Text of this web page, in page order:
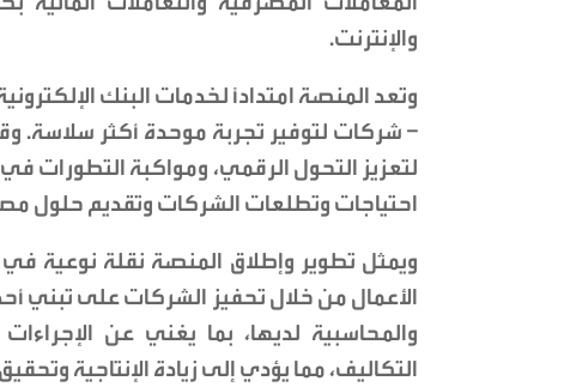
والإنترنت.
وتعد المنصة امتداداً لخدمات البنك
– شركات لتوفير تجربة موحدة أكثر سلاسة.
لتعزيز التحول الرقمي، ومواكبة التطورات
احتياجات وتطلعات الشركات وتقديم
ويمثل تطوير وإطلاق المنصة نقلة نوعية
الأعمال من خلال تحفيز الشركات على تبني أحدث
والمحاسبية لديها، بما يغني عن
التكاليف، مما يؤدي إلى زيادة الإنتاجية